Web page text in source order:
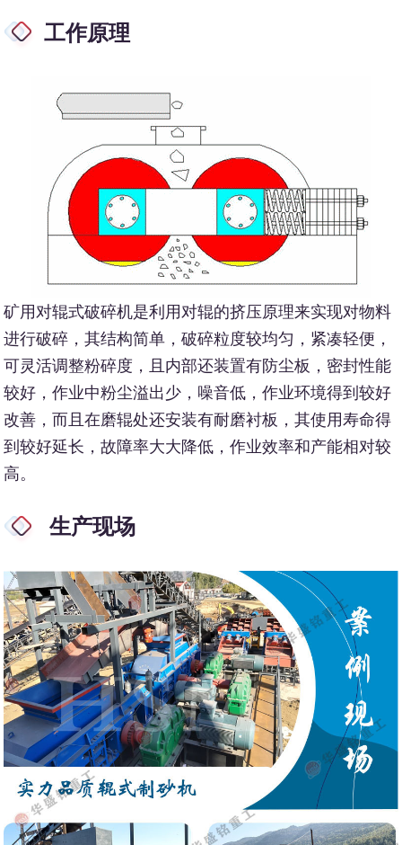
工作原理
矿用对辊式破碎机是利用对辊的挤压原理来实现对物料
进行破碎，其结构简单，破碎粒度较均匀，紧凑轻便，
可灵活调整粉碎度，且内部还装置有防尘板，密封性能
较好，作业中粉尘溢出少，噪音低，作业环境得到较好
改善，而且在磨辊处还安装有耐磨衬板，其使用寿命得
到较好延长，故障率大大降低，作业效率和产能相对较
高。
生产现场